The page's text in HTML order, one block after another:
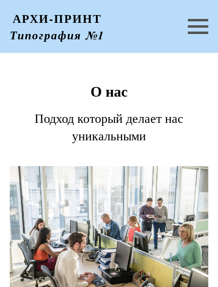
АРХИ-ПРИНТ
Типография №1
О нас
Подход который делает нас
уникальными